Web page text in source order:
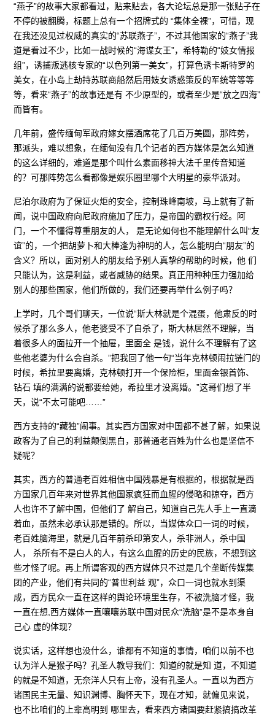
“燕子”的故事大家都看过，贴来贴去，各大论坛总是那一张贴子在
不停的被翻腾，标题上总有一个招牌式的 “集体全裸”，可惜，现
在我还没见过权威的真实的“苏联燕子”，不过其他国家的“燕子”我
道是看过不少，比如一战时候的“海谍女王”，希特勒的“妓女情报
组”，诱捕叛逃核专家的“以色列第一美女”，打算色诱卡斯特罗的
美女，在小岛上劫持苏联商船然后用妓女诱惑策反的军统等等等
等，看来“燕子”的故事还是有 不少原型的，或者至少是“放之四海”
而皆有。
几年前，盛传缅甸军政府嫁女摆酒席花了几百万美圆，那阵势，
那派头，难以想象，在缅甸没有几个记者的西方媒体是怎么知道
的这么详细的，难道是那个叫什么素面移神大法千里传音知道
的？可那阵势怎么看都像是娱乐圈里哪个大明星的豪华派对。
尼泊尔政府为了保证火炬的安全，控制珠峰南坡，马上就有了新
闻，说中国政府向尼政府施加了压力，是帝国的霸权行经。阿
门，一个不懂得尊重朋友的人， 是无论如何也不能理解什么叫“友
谊”的，一个把胡萝卜和大棒逢为神明的人，怎么能明白“朋友”的
含义？所以，面对别人的朋友给予别人真挚的帮助的时候，他 们
只能认为，这是利益，或者威胁的结果。真正用种种压力强加给
别人的那些国家，他们所做的，我们还要再举什么例子吗？
上学时，几个哥们聊天，一位说“斯大林就是个混蛋，他肃反的时
候杀了那么多人，他老婆受不了自杀了，斯大林居然不理解，当
着很多人的面拉开一个抽屉，里面全 是钱，说什么不理解有了这
些他老婆为什么会自杀。”把我回了他一句“当年克林顿闹拉链门的
时候，希拉里要离婚，克林顿打开一个保险柜，里面金银首饰、
钻石 填的满满的说都要给她，希拉里才没离婚。”这哥们想了半
天，说“不太可能吧……”
西方支持的“藏独”闹事。其实西方国家对中国都不甚了解，如果说
政客为了自己的利益颠倒黑白，那普通老百姓为什么也是坚信不
疑呢？
其实，西方的普通老百姓相信中国残暴是有根据的，根据就是西
方国家几百年来对世界其他国家疯狂而血腥的侵略和掠夺，西方
人也许不了解中国，但他们了 解自己，知道自己先人手上一直滴
着血，虽然未必承认那是错的。所以，当媒体众口一词的时候，
老百姓脑海里，就是几百年前杀印第安人，杀非洲人，杀中国
人， 杀所有不是白人的人，有这么血腥的历史的民族，不想到这
些才怪了呢。再上所谓客观的西方媒体只不过是几个垄断传媒集
团的产业，他们有共同的“普世利益 观”，众口一词也就水到渠
成，西方民众一直在这样的舆论环境里生存，不被洗脑才怪，我
一直在想,西方媒体一直嚷嚷苏联中国对民众“洗脑”是不是本身自
己心 虚的体现？
说实话，这样想也没什么，谁都有不知道的事情，咱们以前不也
认为洋人是猴子吗？孔圣人教导我们：知道的就是知 道，不知道
的就是不知道，无奈洋人只有上帝，没有孔圣人。一直以为西方
诸国民主无量、知识渊博、胸怀天下，现在才知，就偏见来说，
也不比咱们的上辈高明到 哪里去，看来西方诸国要赶紧搞搞改革